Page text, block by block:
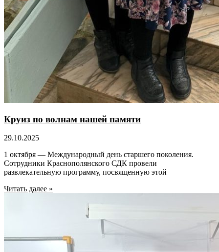
Круиз по волнам нашей памяти
29.10.2025
1 октября — Международный день старшего поколения.
Сотрудники Краснополянского СДК провели
развлекательную программу, посвященную этой
Читать далее »